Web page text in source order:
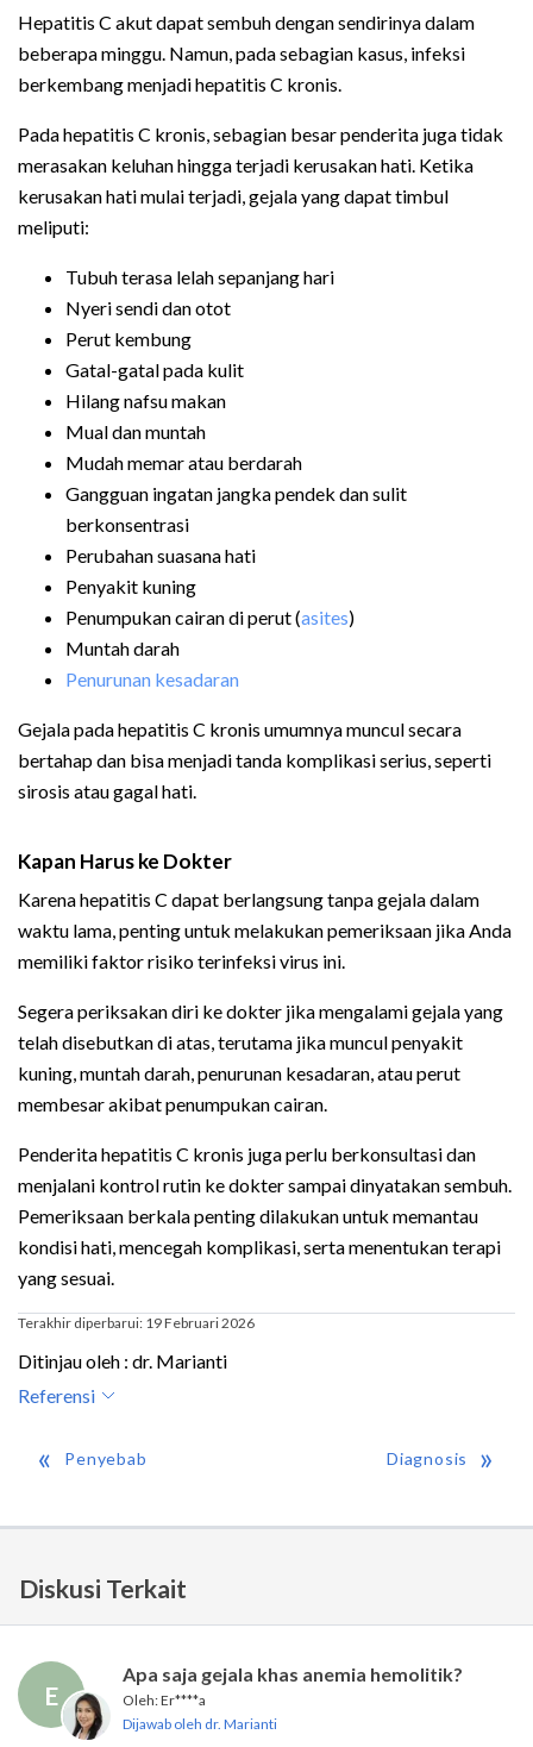
Hepatitis C akut dapat sembuh dengan sendirinya dalam
beberapa minggu. Namun, pada sebagian kasus, infeksi
berkembang menjadi hepatitis C kronis.
Pada hepatitis C kronis, sebagian besar penderita juga tidak
merasakan keluhan hingga terjadi kerusakan hati. Ketika
kerusakan hati mulai terjadi, gejala yang dapat timbul
meliputi:
Tubuh terasa lelah sepanjang hari
Nyeri sendi dan otot
Perut kembung
Gatal-gatal pada kulit
Hilang nafsu makan
Mual dan muntah
Mudah memar atau berdarah
Gangguan ingatan jangka pendek dan sulit
berkonsentrasi
Perubahan suasana hati
Penyakit kuning
Penumpukan cairan di perut (asites)
Muntah darah
Penurunan kesadaran
Gejala pada hepatitis C kronis umumnya muncul secara
bertahap dan bisa menjadi tanda komplikasi serius, seperti
sirosis atau gagal hati.
Kapan Harus ke Dokter
Karena hepatitis C dapat berlangsung tanpa gejala dalam
waktu lama, penting untuk melakukan pemeriksaan jika Anda
memiliki faktor risiko terinfeksi virus ini.
Segera periksakan diri ke dokter jika mengalami gejala yang
telah disebutkan di atas, terutama jika muncul penyakit
kuning, muntah darah, penurunan kesadaran, atau perut
membesar akibat penumpukan cairan.
Penderita hepatitis C kronis juga perlu berkonsultasi dan
menjalani kontrol rutin ke dokter sampai dinyatakan sembuh.
Pemeriksaan berkala penting dilakukan untuk memantau
kondisi hati, mencegah komplikasi, serta menentukan terapi
yang sesuai.
Terakhir diperbarui: 19 Februari 2026